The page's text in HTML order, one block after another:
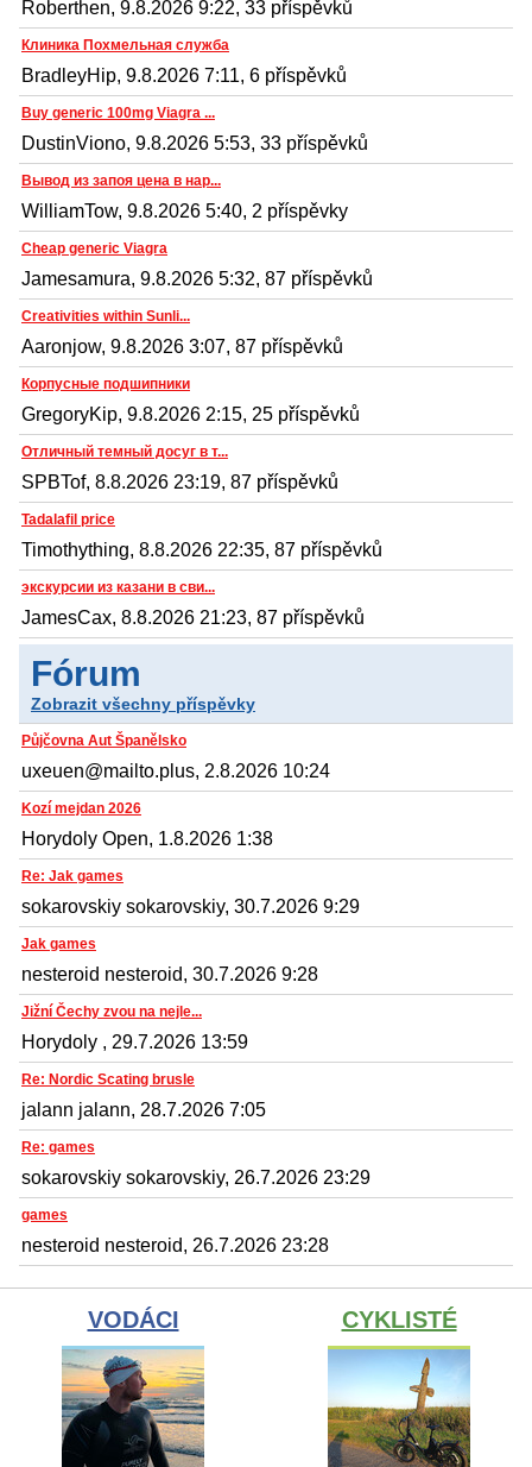
Roberthen, 9.8.2026 9:22, 33 příspěvků
Клиника Похмельная служба
BradleyHip, 9.8.2026 7:11, 6 příspěvků
Buy generic 100mg Viagra ...
DustinViono, 9.8.2026 5:53, 33 příspěvků
Вывод из запоя цена в нар...
WilliamTow, 9.8.2026 5:40, 2 příspěvky
Cheap generic Viagra
Jamesamura, 9.8.2026 5:32, 87 příspěvků
Creativities within Sunli...
Aaronjow, 9.8.2026 3:07, 87 příspěvků
Корпусные подшипники
GregoryKip, 9.8.2026 2:15, 25 příspěvků
Отличный темный досуг в т...
SPBTof, 8.8.2026 23:19, 87 příspěvků
Tadalafil price
Timothything, 8.8.2026 22:35, 87 příspěvků
экскурсии из казани в сви...
JamesCax, 8.8.2026 21:23, 87 příspěvků
Fórum
Zobrazit všechny příspěvky
Půjčovna Aut Španělsko
uxeuen@mailto.plus, 2.8.2026 10:24
Kozí mejdan 2026
Horydoly Open, 1.8.2026 1:38
Re: Jak games
sokarovskiy sokarovskiy, 30.7.2026 9:29
Jak games
nesteroid nesteroid, 30.7.2026 9:28
Jižní Čechy zvou na nejle...
Horydoly , 29.7.2026 13:59
Re: Nordic Scating brusle
jalann jalann, 28.7.2026 7:05
Re: games
sokarovskiy sokarovskiy, 26.7.2026 23:29
games
nesteroid nesteroid, 26.7.2026 23:28
VODÁCI CYKLISTÉ